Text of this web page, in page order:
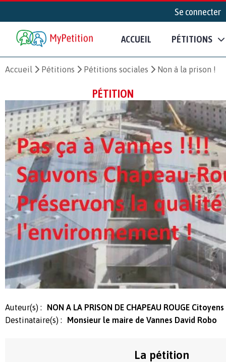
Se connecter
ACCUEIL PÉTITIONS
Accueil Pétitions Pétitions sociales Non à la prison !
PÉTITION
Auteur(s) :
NON A LA PRISON DE CHAPEAU ROUGE
Destinataire(s) :
Monsieur le maire de Vannes David Robo
La pétition